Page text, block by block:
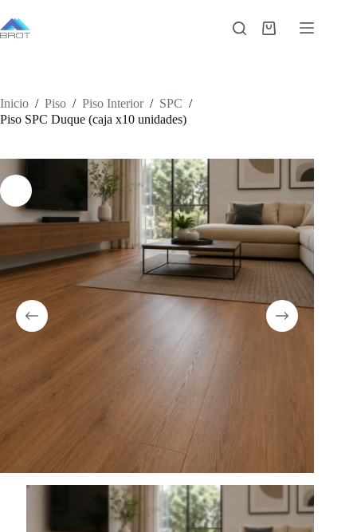
al
contenido
Carro
Inicio / Piso / Piso Interior / SPC /
Piso SPC Duque (caja x10 unidades)